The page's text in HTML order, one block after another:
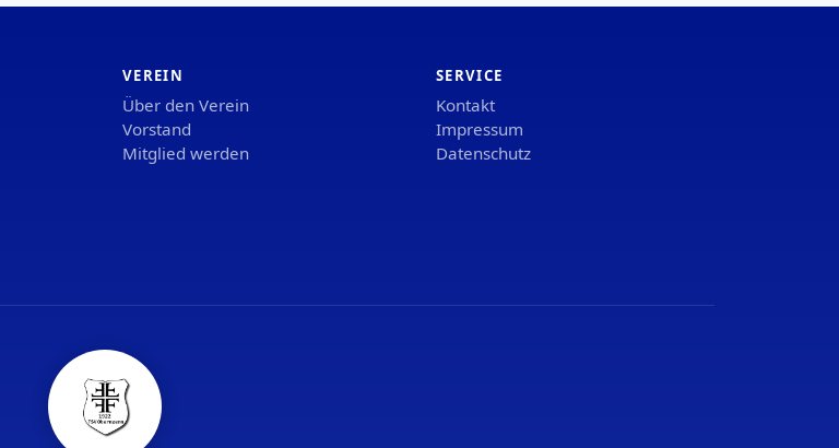
VEREIN
Über den Verein
Vorstand
Mitglied werden
SERVICE
Kontakt
Impressum
Datenschutz